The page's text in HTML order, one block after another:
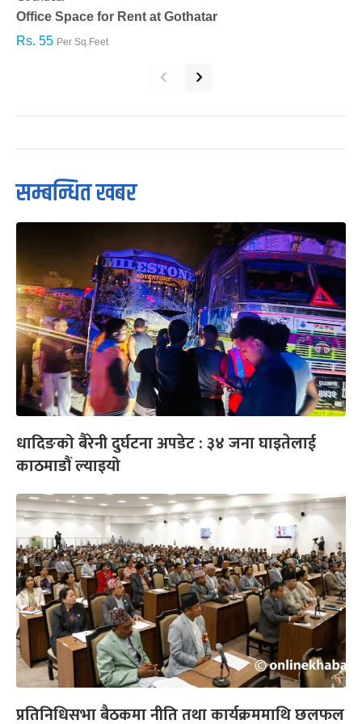
Office Space for Rent at Gothatar
Rs. 55 Per Sq.Feet
‹ ›
सम्बन्धित खबर
धादिङको बैरेनी दुर्घटना अपडेट : ३४ जना घाइतेलाई
काठमाडौं ल्याइयो
प्रतिनिधिसभा बैठकमा नीति तथा कार्यक्रममाथि छलफल